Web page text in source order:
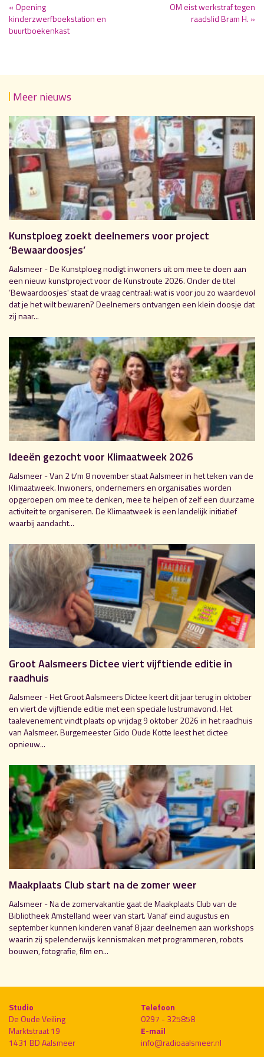
« Opening
kinderzwerfboekstation en
buurtboekenkast
OM eist werkstraf tegen
raadslid Bram H. »
Meer nieuws
Kunstploeg zoekt deelnemers voor project
‘Bewaardoosjes’
Aalsmeer - De Kunstploeg nodigt inwoners uit om mee te doen aan
een nieuw kunstproject voor de Kunstroute 2026. Onder de titel
‘Bewaardoosjes' staat de vraag centraal: wat is voor jou zo waardevol
dat je het wilt bewaren? Deelnemers ontvangen een klein doosje dat
zij naar...
Ideeën gezocht voor Klimaatweek 2026
Aalsmeer - Van 2 t/m 8 november staat Aalsmeer in het teken van de
Klimaatweek. Inwoners, ondernemers en organisaties worden
opgeroepen om mee te denken, mee te helpen of zelf een duurzame
activiteit te organiseren. De Klimaatweek is een landelijk initiatief
waarbij aandacht...
Groot Aalsmeers Dictee viert vijftiende editie in
raadhuis
Aalsmeer - Het Groot Aalsmeers Dictee keert dit jaar terug in oktober
en viert de vijftiende editie met een speciale lustrumavond. Het
taalevenement vindt plaats op vrijdag 9 oktober 2026 in het raadhuis
van Aalsmeer. Burgemeester Gido Oude Kotte leest het dictee
opnieuw...
Maakplaats Club start na de zomer weer
Aalsmeer - Na de zomervakantie gaat de Maakplaats Club van de
Bibliotheek Amstelland weer van start. Vanaf eind augustus en
september kunnen kinderen vanaf 8 jaar deelnemen aan workshops
waarin zij spelenderwijs kennismaken met programmeren, robots
bouwen, fotografie, film en...
Studio
De Oude Veiling
Marktstraat 19
1431 BD Aalsmeer
Telefoon
0297 - 325858
E-mail
info@radioaalsmeer.nl